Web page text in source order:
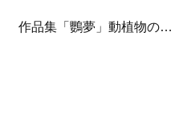
作品集「鸚夢」動植物の世界